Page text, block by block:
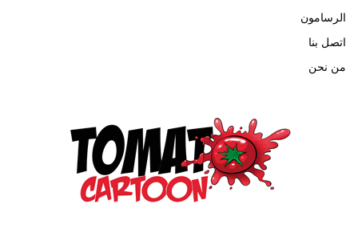
الرسامون
اتصل بنا
من نحن